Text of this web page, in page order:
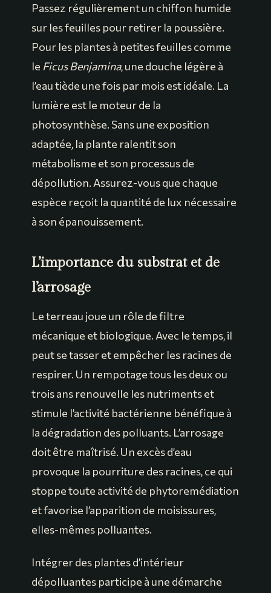
Passez régulièrement un chiffon humide
sur les feuilles pour retirer la poussière.
Pour les plantes à petites feuilles comme
le Ficus Benjamina, une douche légère à
l’eau tiède une fois par mois est idéale. La
lumière est le moteur de la
photosynthèse. Sans une exposition
adaptée, la plante ralentit son
métabolisme et son processus de
dépollution. Assurez-vous que chaque
espèce reçoit la quantité de lux nécessaire
à son épanouissement.
L’importance du substrat et de
l’arrosage
Le terreau joue un rôle de filtre
mécanique et biologique. Avec le temps, il
peut se tasser et empêcher les racines de
respirer. Un rempotage tous les deux ou
trois ans renouvelle les nutriments et
stimule l’activité bactérienne bénéfique à
la dégradation des polluants. L’arrosage
doit être maîtrisé. Un excès d’eau
provoque la pourriture des racines, ce qui
stoppe toute activité de phytoremédiation
et favorise l’apparition de moisissures,
elles-mêmes polluantes.
Intégrer des plantes d’intérieur
dépolluantes participe à une démarche